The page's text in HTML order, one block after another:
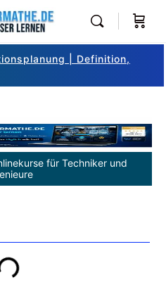
| Definition,
für Techniker und